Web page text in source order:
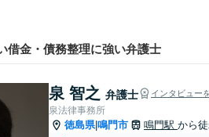
借金・債務整理に強い弁護士
泉 智之 弁護士 インタビュー
泉法律事務所
徳島県|鳴門市 鳴門駅 から